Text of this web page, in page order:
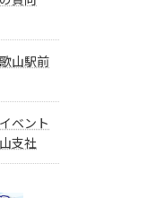
山駅前
ベント
支社